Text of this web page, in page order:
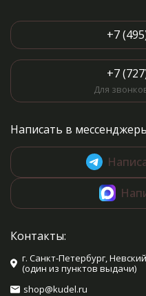
+7
+7
Для
Написать в
Контакты:
г. Санкт-Петербург,
(один из пунктов выдачи)
shop@kudel.ru